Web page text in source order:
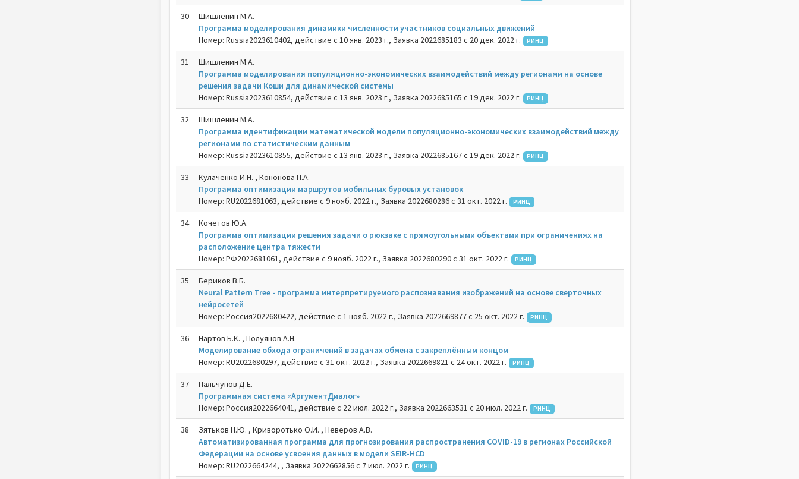
30
Шишленин М.А.
Программа моделирования динамики численности участников социальных движений
Номер: Russia2023610402, действие с 10 янв. 2023 г., Заявка 2022685183 с 20 дек. 2022 г.
РИНЦ
31
Шишленин М.А.
Программа моделирования популяционно-экономических взаимодействий между регионами на основе
решения задачи Коши для динамической системы
Номер: Russia2023610854, действие с 13 янв. 2023 г., Заявка 2022685165 с 19 дек. 2022 г.
РИНЦ
32
Шишленин М.А.
Программа идентификации математической модели популяционно-экономических взаимодействий между
регионами по статистическим данным
Номер: Russia2023610855, действие с 13 янв. 2023 г., Заявка 2022685167 с 19 дек. 2022 г.
РИНЦ
33
Кулаченко И.Н. , Кононова П.А.
Программа оптимизации маршрутов мобильных буровых установок
Номер: RU2022681063, действие с 9 нояб. 2022 г., Заявка 2022680286 с 31 окт. 2022 г.
РИНЦ
34
Кочетов Ю.А.
Программа оптимизации решения задачи о рюкзаке с прямоугольными объектами при ограничениях на
расположение центра тяжести
Номер: РФ2022681061, действие с 9 нояб. 2022 г., Заявка 2022680290 с 31 окт. 2022 г.
РИНЦ
35
Бериков В.Б.
Neural Pattern Tree - программа интерпретируемого распознавания изображений на основе сверточных
нейросетей
Номер: Россия2022680422, действие с 1 нояб. 2022 г., Заявка 2022669877 с 25 окт. 2022 г.
РИНЦ
36
Нартов Б.К. , Полуянов А.Н.
Моделирование обхода ограничений в задачах обмена с закреплённым концом
Номер: RU2022680297, действие с 31 окт. 2022 г., Заявка 2022669821 с 24 окт. 2022 г.
РИНЦ
37
Пальчунов Д.Е.
Программная система «АргументДиалог»
Номер: Россия2022664041, действие с 22 июл. 2022 г., Заявка 2022663531 с 20 июл. 2022 г.
РИНЦ
38
Зятьков Н.Ю. , Криворотько О.И. , Неверов А.В.
Автоматизированная программа для прогнозирования распространения COVID-19 в регионах Российской
Федерации на основе усвоения данных в модели SEIR-HCD
Номер: RU2022664244, , Заявка 2022662856 с 7 июл. 2022 г.
РИНЦ